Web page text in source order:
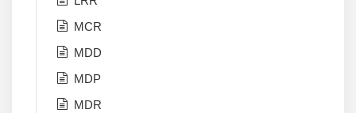
MCR
MDD
MDP
MDR